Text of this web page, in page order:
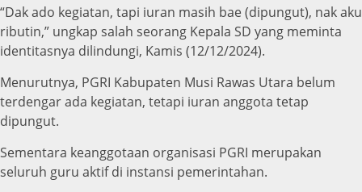
“Dak ado kegiatan, tapi iuran masih bae (dipungut), nak aku
ributin,” ungkap salah seorang Kepala SD yang meminta
identitasnya dilindungi, Kamis (12/12/2024).
Menurutnya, PGRI Kabupaten Musi Rawas Utara belum
terdengar ada kegiatan, tetapi iuran anggota tetap
dipungut.
Sementara keanggotaan organisasi PGRI merupakan
seluruh guru aktif di instansi pemerintahan.